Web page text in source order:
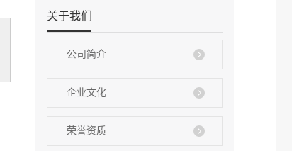
关于我们
公司简介
企业文化
荣誉资质